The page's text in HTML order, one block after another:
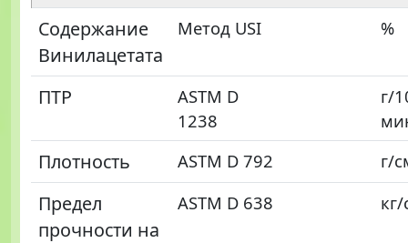
Содержание
Винилацетата
Метод USI %
ПТР
ASTM D
1238
г/
Плотность ASTM D 792 г/
Предел
прочности на
ASTM D 638